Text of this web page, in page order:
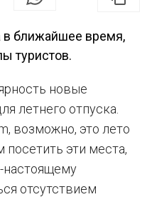
в ближайшее время,
туристов.
новые
летнего отпуска.
возможно, это лето
эти места,
настоящему
отсутствием